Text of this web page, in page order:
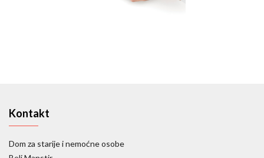
Kontakt
Dom za starije i nemoćne osobe